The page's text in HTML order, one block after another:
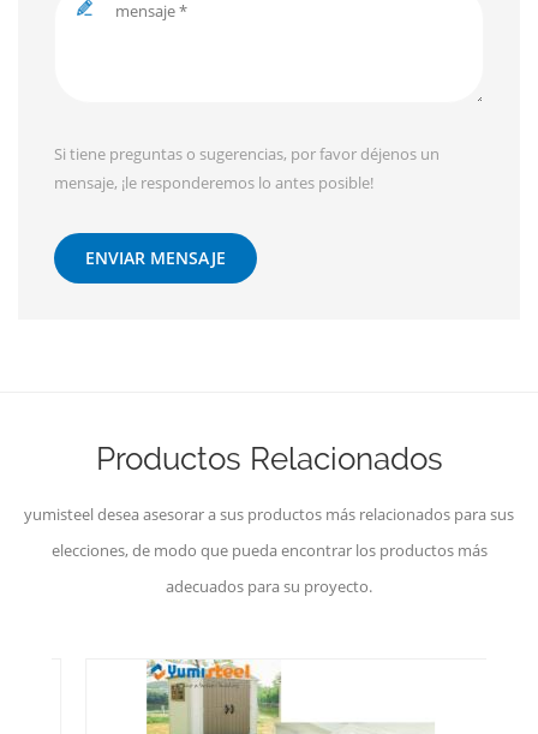
Si tiene preguntas o sugerencias, por favor déjenos un
mensaje, ¡le responderemos lo antes posible!
ENVIAR MENSAJE
Productos Relacionados
yumisteel desea asesorar a sus productos más relacionados para sus
elecciones, de modo que pueda encontrar los productos más
adecuados para su proyecto.